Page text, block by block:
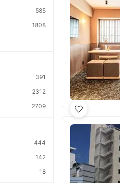
585
1808
391
2312
2709
444
142
18